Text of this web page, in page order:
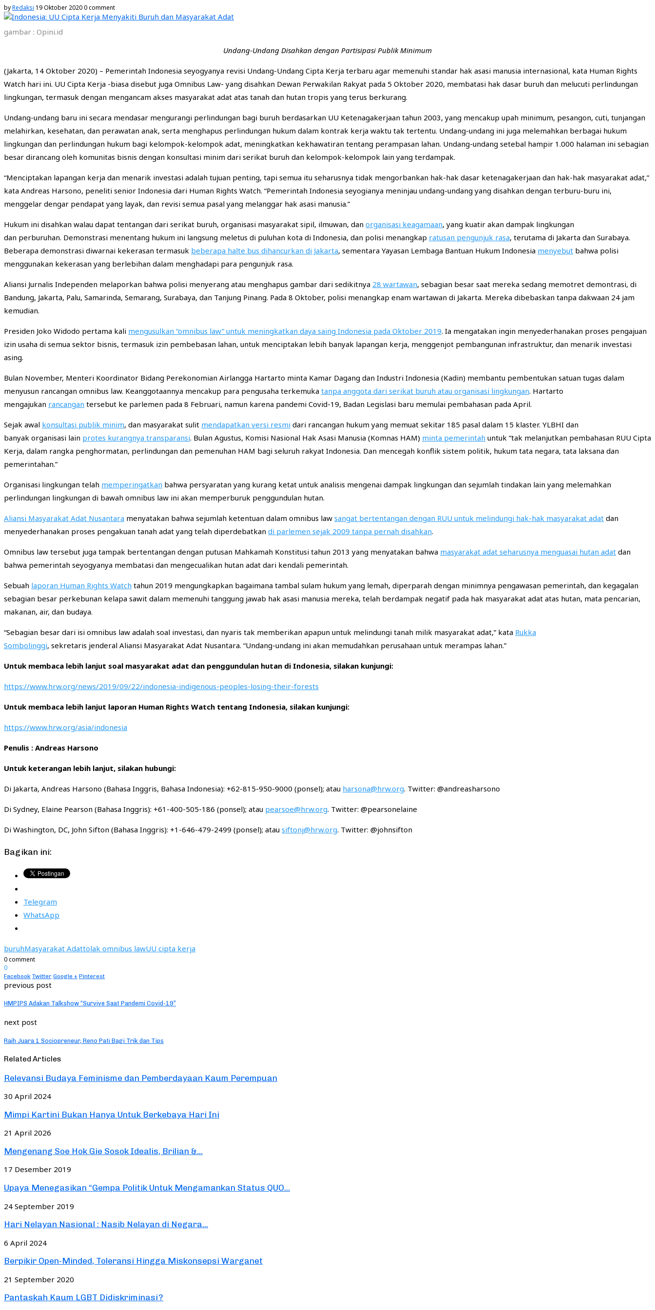
byRedaksi 19 Oktober 20200 comment
gambar : Opini.id
Undang-Undang Disahkan dengan Partisipasi Publik Minimum
(Jakarta, 14 Oktober 2020) – Pemerintah Indonesia seyogyanya revisi Undang-Undang Cipta Kerja terbaru agar memenuhi standar hak asasi manusia internasional, kata Human Rights
Watch hari ini. UU Cipta Kerja -biasa disebut juga Omnibus Law- yang disahkan Dewan Perwakilan Rakyat pada 5 Oktober 2020, membatasi hak dasar buruh dan melucuti perlindungan
lingkungan, termasuk dengan mengancam akses masyarakat adat atas tanah dan hutan tropis yang terus berkurang.
Undang-undang baru ini secara mendasar mengurangi perlindungan bagi buruh berdasarkan UU Ketenagakerjaan tahun 2003, yang mencakup upah minimum, pesangon, cuti, tunjangan
melahirkan, kesehatan, dan perawatan anak, serta menghapus perlindungan hukum dalam kontrak kerja waktu tak tertentu. Undang-undang ini juga melemahkan berbagai hukum
lingkungan dan perlindungan hukum bagi kelompok-kelompok adat, meningkatkan kekhawatiran tentang perampasan lahan. Undang-undang setebal hampir 1.000 halaman ini sebagian
besar dirancang oleh komunitas bisnis dengan konsultasi minim dari serikat buruh dan kelompok-kelompok lain yang terdampak.
“Menciptakan lapangan kerja dan menarik investasi adalah tujuan penting, tapi semua itu seharusnya tidak mengorbankan hak-hak dasar ketenagakerjaan dan hak-hak masyarakat adat,”
kata Andreas Harsono, peneliti senior Indonesia dari Human Rights Watch. “Pemerintah Indonesia seyogianya meninjau undang-undang yang disahkan dengan terburu-buru ini,
menggelar dengar pendapat yang layak, dan revisi semua pasal yang melanggar hak asasi manusia.”
Hukum ini disahkan walau dapat tentangan dari serikat buruh, organisasi masyarakat sipil, ilmuwan, dan organisasi keagamaan, yang kuatir akan dampak lingkungan
dan perburuhan. Demonstrasi menentang hukum ini langsung meletus di puluhan kota di Indonesia, dan polisi menangkap ratusan pengunjuk rasa, terutama di Jakarta dan Surabaya.
Beberapa demonstrasi diwarnai kekerasan termasuk beberapa halte bus dihancurkan di Jakarta, sementara Yayasan Lembaga Bantuan Hukum Indonesia menyebut bahwa polisi
menggunakan kekerasan yang berlebihan dalam menghadapi para pengunjuk rasa.
Aliansi Jurnalis Independen melaporkan bahwa polisi menyerang atau menghapus gambar dari sedikitnya 28 wartawan, sebagian besar saat mereka sedang memotret demontrasi, di
Bandung, Jakarta, Palu, Samarinda, Semarang, Surabaya, dan Tanjung Pinang. Pada 8 Oktober, polisi menangkap enam wartawan di Jakarta. Mereka dibebaskan tanpa dakwaan 24 jam
kemudian.
Presiden Joko Widodo pertama kali mengusulkan “omnibus law” untuk meningkatkan daya saing Indonesia pada Oktober 2019. Ia mengatakan ingin menyederhanakan proses pengajuan
izin usaha di semua sektor bisnis, termasuk izin pembebasan lahan, untuk menciptakan lebih banyak lapangan kerja, menggenjot pembangunan infrastruktur, dan menarik investasi
asing.
Bulan November, Menteri Koordinator Bidang Perekonomian Airlangga Hartarto minta Kamar Dagang dan Industri Indonesia (Kadin) membantu pembentukan satuan tugas dalam
menyusun rancangan omnibus law. Keanggotaannya mencakup para pengusaha terkemuka tanpa anggota dari serikat buruh atau organisasi lingkungan. Hartarto
mengajukan rancangan tersebut ke parlemen pada 8 Februari, namun karena pandemi Covid-19, Badan Legislasi baru memulai pembahasan pada April.
Sejak awal konsultasi publik minim, dan masyarakat sulit mendapatkan versi resmi dari rancangan hukum yang memuat sekitar 185 pasal dalam 15 klaster. YLBHI dan
banyak organisasi lain protes kurangnya transparansi. Bulan Agustus, Komisi Nasional Hak Asasi Manusia (Komnas HAM) minta pemerintah untuk “tak melanjutkan pembahasan RUU Cipta
Kerja, dalam rangka penghormatan, perlindungan dan pemenuhan HAM bagi seluruh rakyat Indonesia. Dan mencegah konflik sistem politik, hukum tata negara, tata laksana dan
pemerintahan.”
Organisasi lingkungan telah memperingatkan bahwa persyaratan yang kurang ketat untuk analisis mengenai dampak lingkungan dan sejumlah tindakan lain yang melemahkan
perlindungan lingkungan di bawah omnibus law ini akan memperburuk penggundulan hutan.
Aliansi Masyarakat Adat Nusantara menyatakan bahwa sejumlah ketentuan dalam omnibus law sangat bertentangan dengan RUU untuk melindungi hak-hak masyarakat adat dan
menyederhanakan proses pengakuan tanah adat yang telah diperdebatkan di parlemen sejak 2009 tanpa pernah disahkan.
Omnibus law tersebut juga tampak bertentangan dengan putusan Mahkamah Konstitusi tahun 2013 yang menyatakan bahwa masyarakat adat seharusnya menguasai hutan adat dan
bahwa pemerintah seyogyanya membatasi dan mengecualikan hutan adat dari kendali pemerintah.
Sebuah laporan Human Rights Watch tahun 2019 mengungkapkan bagaimana tambal sulam hukum yang lemah, diperparah dengan minimnya pengawasan pemerintah, dan kegagalan
sebagian besar perkebunan kelapa sawit dalam memenuhi tanggung jawab hak asasi manusia mereka, telah berdampak negatif pada hak masyarakat adat atas hutan, mata pencarian,
makanan, air, dan budaya.
“Sebagian besar dari isi omnibus law adalah soal investasi, dan nyaris tak memberikan apapun untuk melindungi tanah milik masyarakat adat,” kata Rukka
Sombolinggi, sekretaris jenderal Aliansi Masyarakat Adat Nusantara. “Undang-undang ini akan memudahkan perusahaan untuk merampas lahan.”
Untuk membaca lebih lanjut soal masyarakat adat dan penggundulan hutan di Indonesia, silakan kunjungi:
https://www.hrw.org/news/2019/09/22/indonesia-indigenous-peoples-losing-their-forests
Untuk membaca lebih lanjut laporan Human Rights Watch tentang Indonesia, silakan kunjungi:
https://www.hrw.org/asia/indonesia
Penulis : Andreas Harsono
Untuk keterangan lebih lanjut, silakan hubungi:
Di Jakarta, Andreas Harsono (Bahasa Inggris, Bahasa Indonesia): +62-815-950-9000 (ponsel); atau harsona@hrw.org. Twitter: @andreasharsono
Di Sydney, Elaine Pearson (Bahasa Inggris): +61-400-505-186 (ponsel); atau pearsoe@hrw.org. Twitter: @pearsonelaine
Di Washington, DC, John Sifton (Bahasa Inggris): +1-646-479-2499 (ponsel); atau siftonj@hrw.org. Twitter: @johnsifton
Bagikan ini:
Telegram
WhatsApp
buruhMasyarakat Adattolak omnibus lawUU cipta kerja
0 comment
0
Facebook Twitter Google + Pinterest
previous post
HMPIPS Adakan Talkshow “Survive Saat Pandemi Covid-19”
next post
Raih Juara 1 Sociopreneur, Reno Pati Bagi Trik dan Tips
Related Articles
Relevansi Budaya Feminisme dan Pemberdayaan Kaum Perempuan
30 April 2024
Mimpi Kartini Bukan Hanya Untuk Berkebaya Hari Ini
21 April 2026
Mengenang Soe Hok Gie Sosok Idealis, Brilian &...
17 Desember 2019
Upaya Menegasikan “Gempa Politik Untuk Mengamankan Status QUO...
24 September 2019
Hari Nelayan Nasional : Nasib Nelayan di Negara...
6 April 2024
Berpikir Open-Minded, Toleransi Hingga Miskonsepsi Warganet
21 September 2020
Pantaskah Kaum LGBT Didiskriminasi?